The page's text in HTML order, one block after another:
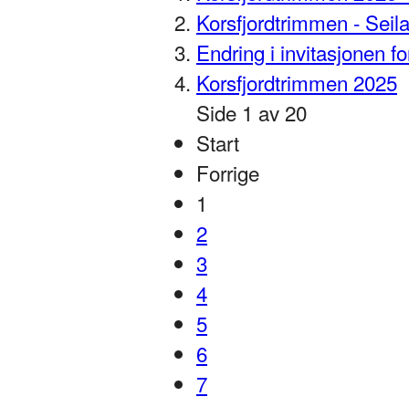
Korsfjordtrimmen -
Endring i invitasjonen
Korsfjordtrimmen 2025
Side 1 av 20
Start
Forrige
1
2
3
4
5
6
7